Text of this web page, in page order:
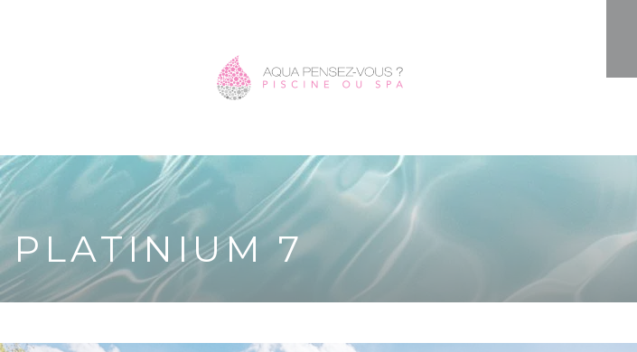
PLATINIUM 7